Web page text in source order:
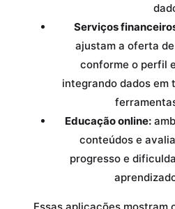
Serviços
ajustam a oferta
conforme o perfil
integrando dados em
Educação online:
conteúdos e
progresso e